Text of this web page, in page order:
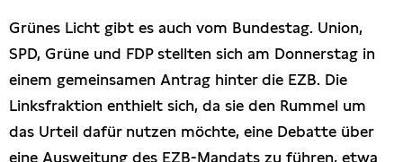
Grünes Licht gibt es auch vom Bundestag. Union,
SPD, Grüne und FDP stellten sich am Donnerstag in
einem gemeinsamen Antrag hinter die EZB. Die
Linksfraktion enthielt sich, da sie den Rummel um
das Urteil dafür nutzen möchte, eine Debatte über
eine Ausweitung des EZB-Mandats zu führen, etwa